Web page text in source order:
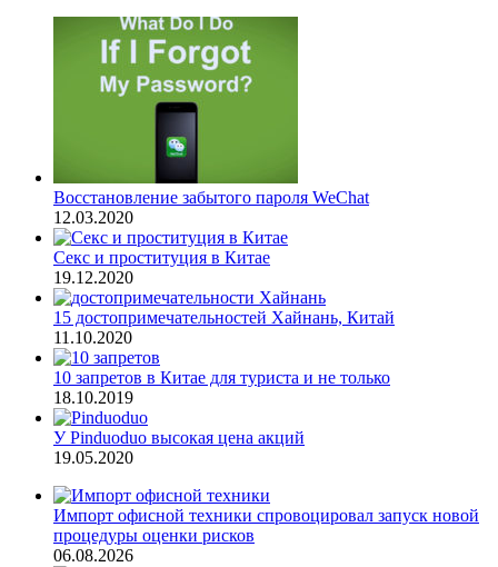
Восстановление забытого пароля WeChat
12.03.2020
Секс и проституция в Китае
19.12.2020
15 достопримечательностей Хайнань, Китай
11.10.2020
10 запретов в Китае для туриста и не только
18.10.2019
У Pinduoduo высокая цена акций
19.05.2020
Импорт офисной техники спровоцировал запуск новой
процедуры оценки рисков
06.08.2026